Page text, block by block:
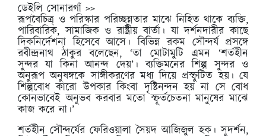
ডেইলি সোনারগাঁ >>
রূপবৈচিত্র্ ও পরিস্কার পরিচ্ছন্নতার মাঝে নিহিত থাকে ব্যক্তি,
পারিবারিক, সামাজিক ও রাষ্ট্রীয় বার্তা। যা দর্শনদারীর কাছে
দিকনির্দেশনা হিসেবে আসে। বিভিন্ন রকম সৌন্দর্য প্রসঙ্গে
রবীন্দ্রনাথ ঠাকুর বলেছেন, ‘তা মোটামুটি এমন ‘শর্তহীন
সুন্দর যা কিনা আনন্দ দেয়’। ব্যক্তিমনের শিল্প সুন্দর ও
অনুরূপ অনুষঙ্গকে সাঙ্গীকরণের মধ্য দিয়ে প্রস্ফুটিত হয়। যে
শিল্পবোধ কারো উপকার কিংবা দৃষ্টিনন্দন হয় না সে বোধ
কোনভাবেই অনুভব করবার মতো স্ফূর্তচেতনা মানুষের মাঝে
কাজ করে না।’
শর্তহীন সৌন্দর্যের ফেরিওয়ালা সৈয়দ আজিজুল হক। সুদর্শন,